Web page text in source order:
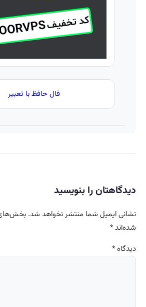
فال حافظ با تعبیر
دیدگاهتان را بنویسید
نشانی ایمیل شما منتشر نخواهد شد. بخش‌های
شده‌اند*
دیدگاه*